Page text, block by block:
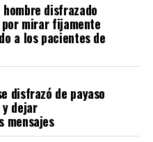
disfrazado
mirar fijamente
a los pacientes de
disfrazó de payaso
dejar
mensajes